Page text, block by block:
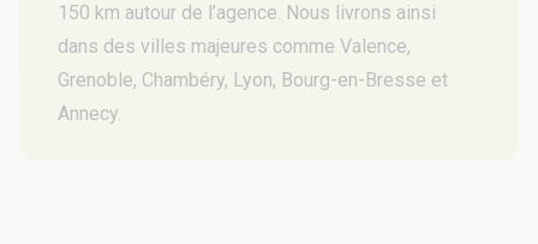
150 km autour de l’agence. Nous livrons ainsi
dans des villes majeures comme Valence,
Grenoble, Chambéry, Lyon, Bourg-en-Bresse et
Annecy.